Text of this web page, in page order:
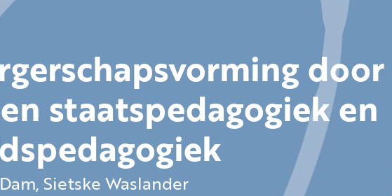
staatspedagogiek en
Sietske Waslander